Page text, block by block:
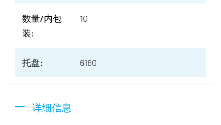
数量/内包
装:
10
托盘: 6160
详细信息